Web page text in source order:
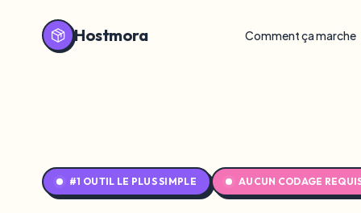
Hostmora Comment ça marche
#1 OUTIL LE PLUS SIMPLE AUCUN CODAGE